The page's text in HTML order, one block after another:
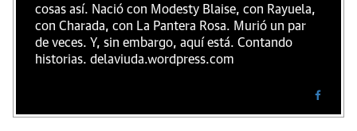
cosas así. Nació con Modesty Blaise, con Rayuela,
con Charada, con La Pantera Rosa. Murió un par
de veces. Y, sin embargo, aquí está. Contando
historias. delaviuda.wordpress.com